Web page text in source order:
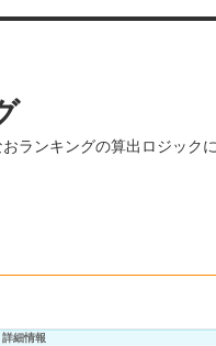
ランキングの算出ロジックに
詳細情報